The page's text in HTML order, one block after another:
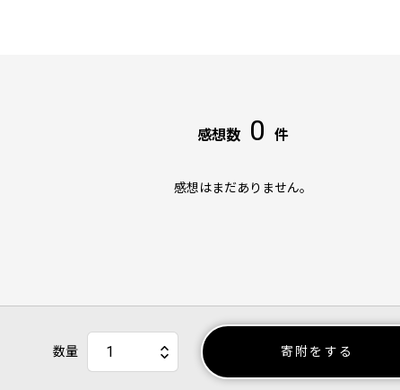
感想数 0 件
感想はまだありません。
数量 寄附をする